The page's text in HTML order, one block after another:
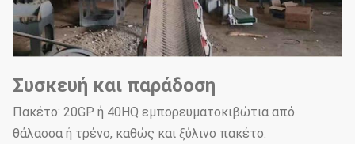
Συσκευή και παράδοση
Πακέτο: 20GP ή 40HQ εμπορευματοκιβώτια από
θάλασσα ή τρένο, καθώς και ξύλινο πακέτο.